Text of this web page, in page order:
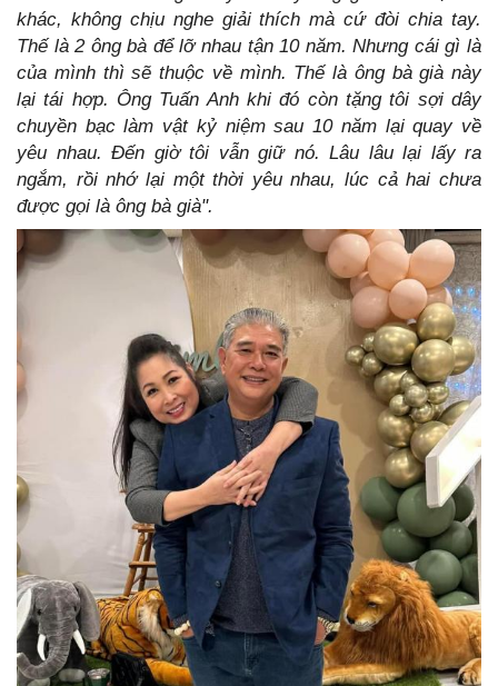
khác, không chịu nghe giải thích mà cứ đòi chia tay.
Thế là 2 ông bà để lỡ nhau tận 10 năm.Nhưng cái gì là
của mình thì sẽ thuộc về mình. Thế là ông bà già này
lại tái hợp. Ông Tuấn Anh khi đó còn tặng tôi sợi dây
chuyền bạc làm vật kỷ niệm sau 10 năm lại quay về
yêu nhau. Đến giờ tôi vẫn giữ nó. Lâu lâu lại lấy ra
ngắm, rồi nhớ lại một thời yêu nhau, lúc cả hai chưa
được gọi là ông bà già".